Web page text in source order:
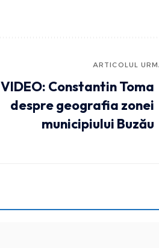
ARTICOLUL
VIDEO: Constantin Toma
despre geografia zonei
municipiului Buzău